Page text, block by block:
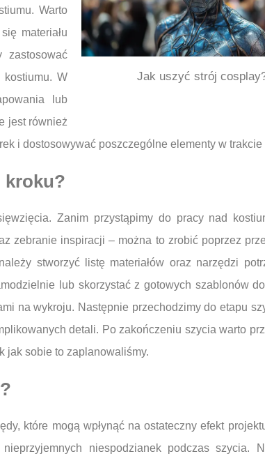
Jak uszyć strój
Warto
materiału
zastosować
W
lub
jest również
i dostosowywać poszczególne elementy w trakcie
kroku?
Zanim przystąpimy do pracy nad
zebranie inspiracji – można to zrobić poprzez
stworzyć listę materiałów oraz narzędzi
lub skorzystać z gotowych szablonów
na wykroju. Następnie przechodzimy do etapu
detali. Po zakończeniu szycia warto
jak sobie to zaplanowaliśmy.
które mogą wpłynąć na ostateczny efekt
niespodzianek podczas szycia.